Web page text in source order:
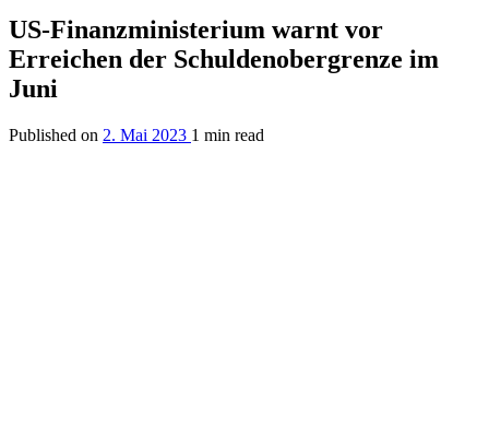
US-Finanzministerium warnt vor
Erreichen der Schuldenobergrenze im
Juni
Published on 2. Mai 2023 1 min read